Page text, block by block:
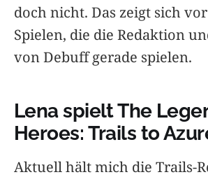
doch nicht. Das zeigt sich
Spielen, die die Redaktion
von Debuff gerade spielen.
Lena spielt The
Heroes: Trails to
Aktuell hält mich die Trails-